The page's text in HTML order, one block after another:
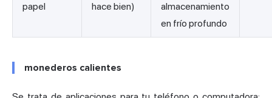
papel
hace bien)
almacenamiento
en frío profundo
monederos calientes